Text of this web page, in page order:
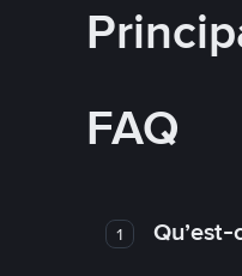
FAQ
1